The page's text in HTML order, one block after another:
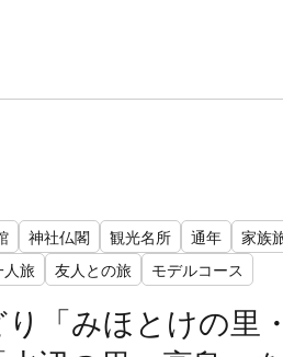
神社仏閣 観光名所 通年
家族
人旅 友人との旅 モデルコース
「みほとけの里